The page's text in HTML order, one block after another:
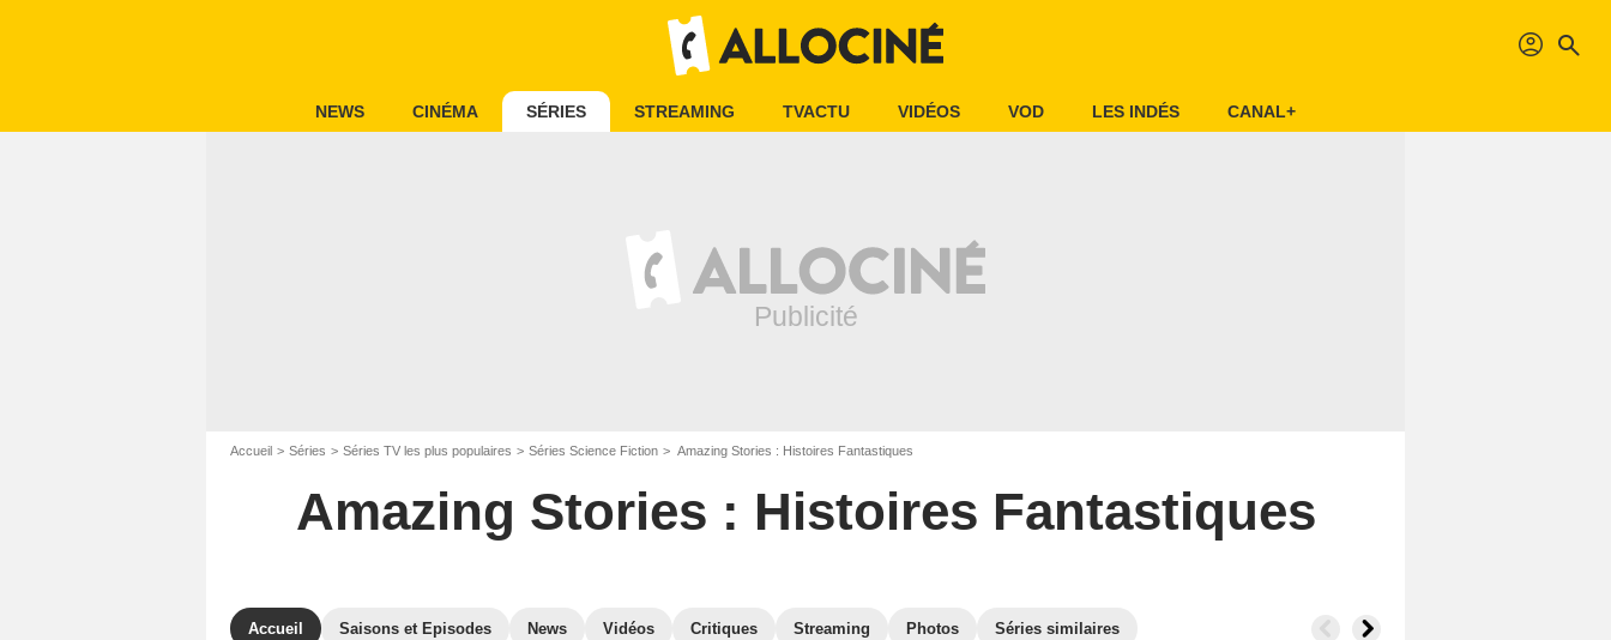
profil search
NEWS CINÉMA SÉRIES STREAMING TVACTU VIDÉOS VOD LES INDÉS CANAL+
Accueil Séries Séries TV les plus populaires Séries Science Fiction Amazing Stories : Histoires Fantastiques
Amazing Stories : Histoires Fantastiques
Accueil Saisons et Episodes News Vidéos Critiques Streaming Photos Séries similaires